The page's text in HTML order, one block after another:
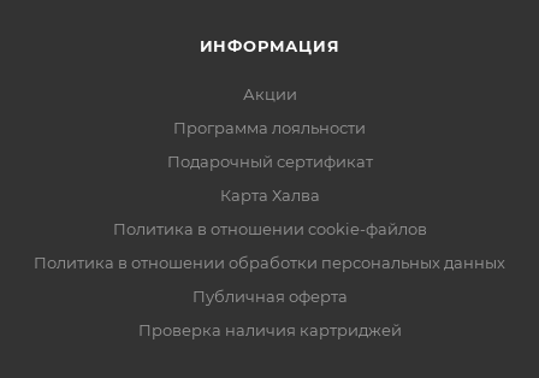
ИНФОРМАЦИЯ
Акции
Программа лояльности
Подарочный сертификат
Карта Халва
Политика в отношении cookie-файлов
Политика в отношении обработки персональных данных
Публичная оферта
Проверка наличия картриджей